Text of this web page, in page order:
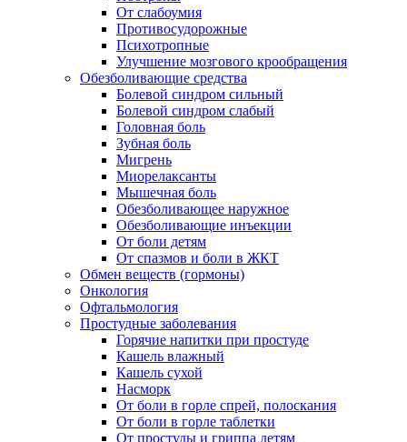
От слабоумия
Противосудорожные
Психотропные
Улучшение мозгового крообращения
Обезболивающие средства
Болевой синдром сильный
Болевой синдром слабый
Головная боль
Зубная боль
Мигрень
Миорелаксанты
Мышечная боль
Обезболивающее наружное
Обезболивающие инъекции
От боли детям
От спазмов и боли в ЖКТ
Обмен веществ (гормоны)
Онкология
Офтальмология
Простудные заболевания
Горячие напитки при простуде
Кашель влажный
Кашель сухой
Насморк
От боли в горле спрей, полоскания
От боли в горле таблетки
От простуды и гриппа детям